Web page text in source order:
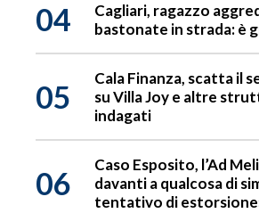
04
Cagliari, ragazzo
bastonate in strada: è
05
Cala Finanza, scatta il
su Villa Joy e altre
indagati
06
Caso Esposito, l’Ad
davanti a qualcosa di
tentativo di